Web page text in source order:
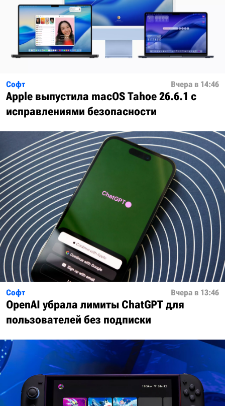
Софт Вчера в 14:46
Apple выпустила macOS Tahoe 26.6.1 с
исправлениями безопасности
Софт Вчера в 13:46
OpenAI убрала лимиты ChatGPT для
пользователей без подписки